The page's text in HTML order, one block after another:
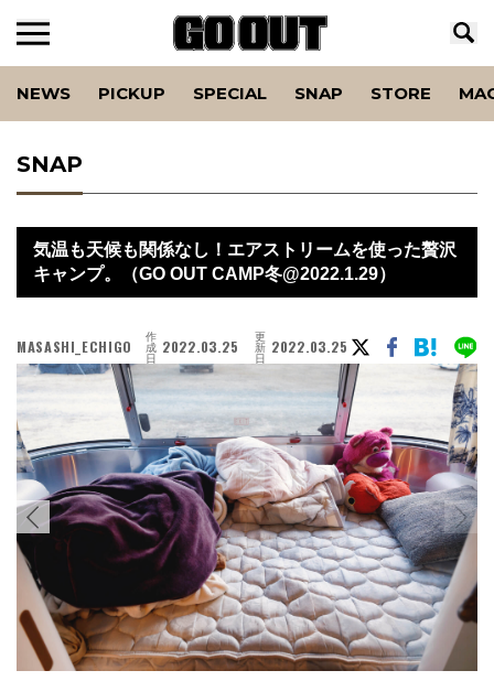
NEWS PICKUP SPECIAL SNAP STORE
SNAP
気温も天候も関係なし！エアストリームを使った贅沢
キャンプ。（GO OUT CAMP冬@2022.1.29）
MASASHI_ECHIGO 作
成
日
2022.03.25 更
新
日
2022.03.25